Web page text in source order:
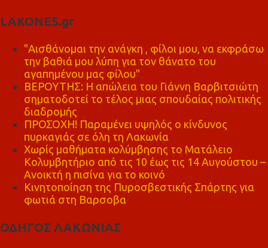
LAKONES.gr
"Αισθάνομαι την ανάγκη , φίλοι μου, να εκφράσω
την βαθιά μου λύπη για τον θάνατο του
αγαπημένου μας φίλου"
ΒΕΡΟΥΤΗΣ: Η απώλεια του Γιάννη Βαρβιτσιώτη
σηματοδοτεί το τέλος μιας σπουδαίας πολιτικής
διαδρομής
ΠΡΟΣΟΧΗ! Παραμένει υψηλός ο κίνδυνος
πυρκαγιάς σε όλη τη Λακωνία
Χωρίς μαθήματα κολύμβησης το Ματάλειο
Κολυμβητήριο από τις 10 έως τις 14 Αυγούστου –
Ανοικτή η πισίνα για το κοινό
Κινητοποίηση της Πυροσβεστικής Σπάρτης για
φωτιά στη Βαρσοβα
ΟΔΗΓΟΣ ΛΑΚΩΝΙΑΣ